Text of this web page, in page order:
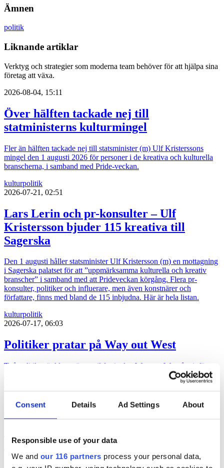
Consent Details Ad Settings About
Responsible use of your data
We and our 116 partners process your personal data,
Ämnen
politik
Liknande artiklar
Verktyg och strategier som moderna team behöver för att hjälpa sina
företag att växa.
2026-08-04, 15:11
Över hälften tackade nej till
statministerns kulturmingel
Fler än hälften tackade nej till statsminister (m) Ulf Kristerssons
mingel den 1 augusti 2026 för personer i de kreativa och kulturella
branscherna, i samband med Pride-veckan.
kulturpolitik
2026-07-21, 02:51
Lars Lerin och pr-konsulter – Ulf
Kristersson bjuder 115 kreativa till
Sagerska
Den 1 augusti håller statsminister Ulf Kristersson (m) en mottagning
i Sagerska palatset för att ”uppmärksamma kulturella och kreativ
branscher” i samband med att Prideveckan körgång. Flera pr-
konsulter, politiker och influerare, men även konstnärer och
författare, finns med bland de 115 inbjudna. Här är hela listan.
kulturpolitik
2026-07-17, 06:03
Politiker pratar på Way out West
Två politiker är klara när musikfestivalen Way out West återinför
samtal i programmet. Programledare är Messiah Hallberg, som
politik
2026-06-23, 17:41
hårdare auktoritet”
Retorikkonsulten Camilla Eriksson analyserar partiledartalen i